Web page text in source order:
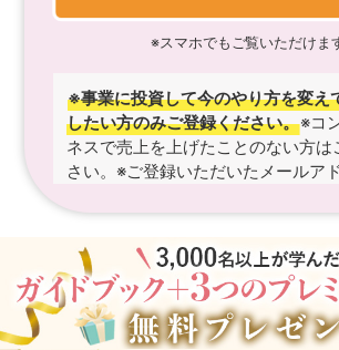
※スマホでもご覧いただけま
※事業に投資して今のやり方を変え
したい方のみご登録ください。※コ
ネスで売上を上げたことのない方は
さい。 ※ご登録いただいたメールア
プライバシーポリシーに基づき厳
します。
※成果には個人差があり、
保証するものではありません。